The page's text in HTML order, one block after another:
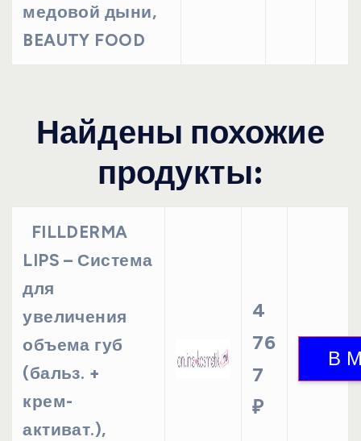
медовой дыни,
BEAUTY FOOD
Найдены похожие
продукты:
FILLDERMA
LIPS – Система
для
увеличения
объема губ
(бальз. +
крем-
активат.),
4
76
7
₽